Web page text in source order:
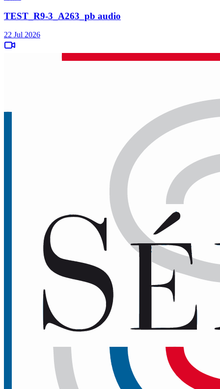
TEST_R9-3_A263_pb audio
22 Jul 2026